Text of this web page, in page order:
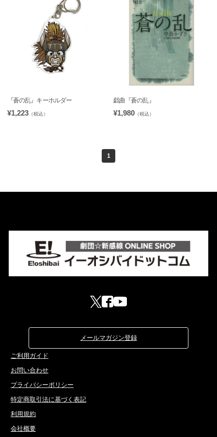
『蒼の乱』キーホルダー
¥1,223 （税込）
戯曲『蒼の乱』
¥1,980 （税込）
1
メールマガジン登録
ご利用ガイド
お問い合わせ
プライバシーポリシー
特定商取引法に基づく表記
利用規約
会社概要